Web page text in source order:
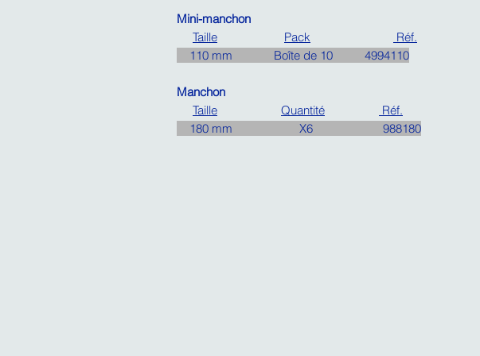
Mini-manchon
Taille
Pack
Réf.
110 mm Boîte de 10 4994110
Manchon
Taille
Quantité
Réf.
180 mm X6 988180